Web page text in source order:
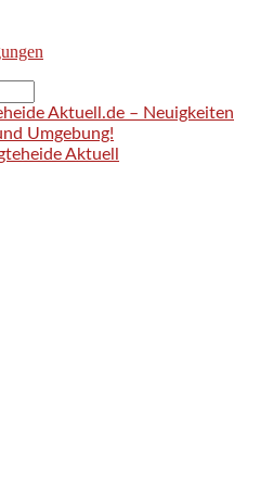
Aktuell.de – Neuigkeiten
Umgebung!